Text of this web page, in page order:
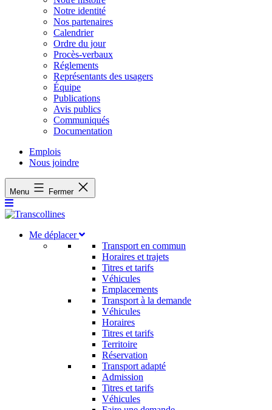
Notre identité
Nos partenaires
Calendrier
Ordre du jour
Procès-verbaux
Réglements
Représentants des usagers
Équipe
Publications
Avis publics
Communiqués
Documentation
Emplois
Nous joindre
Menu Fermer
Me déplacer
Transport en commun
Horaires et trajets
Titres et tarifs
Véhicules
Emplacements
Transport à la demande
Véhicules
Horaires
Titres et tarifs
Territoire
Réservation
Transport adapté
Admission
Titres et tarifs
Véhicules